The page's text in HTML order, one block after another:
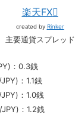
楽天FX
created by Rinker
主要通貨スプレッド
：0.3銭
：1.1銭
：1.0銭
：1.2銭